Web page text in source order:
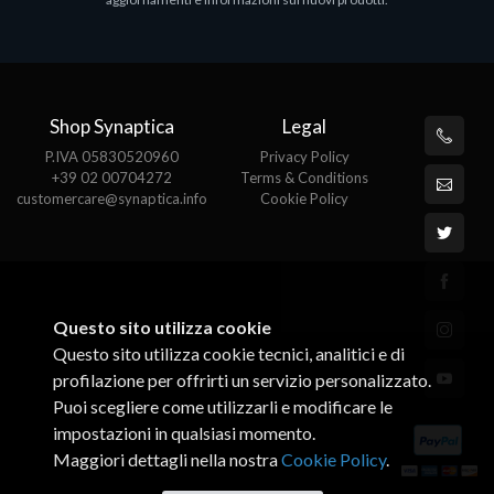
Shop Synaptica
P.IVA 05830520960
+39 02 00704272
customercare@synaptica.info
Legal
Privacy Policy
Terms & Conditions
Cookie Policy
Questo sito utilizza cookie
Questo sito utilizza cookie tecnici, analitici e di
profilazione per offrirti un servizio personalizzato.
Puoi scegliere come utilizzarli e modificare le
impostazioni in qualsiasi momento.
Maggiori dettagli nella nostraCookie Policy.